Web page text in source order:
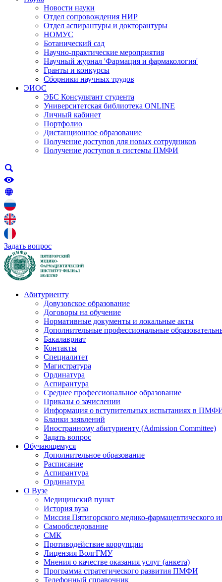
Новости науки
Отдел сопровождения НИР
Отдел аспирантуры и докторантуры
НОМУС
Ботанический сад
Научно-практические мероприятия
Научный журнал 'Фармация и фармакология'
Гранты и конкурсы
Сборники научных трудов
ЭИОС
ЭБС Консультант студента
Университетская библиотека ONLINE
Личный кабинет
Портфолио
Дистанционное образование
Получение доступов для новых сотрудников
Получение доступов в системы ПМФИ
Задать вопрос
Абитуриенту
Довузовское образование
Договоры на обучение
Нормативные документы и локальные акты
Дополнительные профессиональные
Бакалавриат
Контакты
Специалитет
Магистратура
Ординатура
Аспирантура
Среднее профессиональное образование
Приказы о зачислении
Информация о вступительных испытаниях в
Бланки заявлений
Иностранному абитуриенту (Admission Committee)
Задать вопрос
Обучающемуся
Дополнительное образование
Расписание
Аспирантура
Ординатура
О Вузе
Медицинский пункт
История вуза
Миссия Пятигорского медико-фармацевтического
Самообследование
СМК
Противодействие коррупции
Лицензия ВолгГМУ
Мнения о качестве оказания услуг (анкета)
Программа стратегического развития ПМФИ
Телефонный справочник